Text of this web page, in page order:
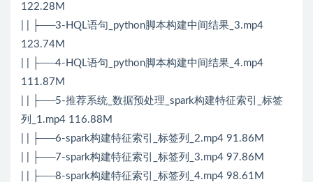
122.28M
| | ├──3-HQL语句_python脚本构建中间结果_3.mp4
123.74M
| | ├──4-HQL语句_python脚本构建中间结果_4.mp4
111.87M
| | ├──5-推荐系统_数据预处理_spark构建特征索引_标签
列_1.mp4 116.88M
| | ├──6-spark构建特征索引_标签列_2.mp4 91.86M
| | ├──7-spark构建特征索引_标签列_3.mp4 97.86M
| | ├──8-spark构建特征索引_标签列_4.mp4 98.61M